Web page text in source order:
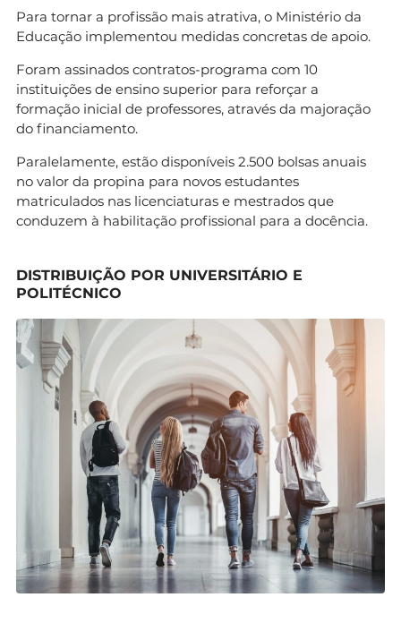
(público e privado) disponibiliza um total de
107.598 vagas. O ensino público
oferece 78.283 lugares, enquanto o privado
contribui com 29.315 vagas, representando um
aumento global de 2.882 vagas face ao ano
anterior.
Acesso e Concursos Especiais?
O Regime Geral de Acesso destina-se
principalmente a estudantes do ensino
secundário que concluem os 12 anos de
nacionais. Os Concursos Especiais abrangem
outras vias de entrada, como estudantes
diplomas de especialização tecnológica, de
cursos técnicos superiores profissionais,
e atletas de alto rendimento, entre outros.
Para tornar a profissão mais atrativa, o Ministério da
Educação implementou medidas concretas de apoio.
Foram assinados contratos-programa com 10
instituições de ensino superior para reforçar a
formação inicial de professores, através da majoração
do financiamento.
Paralelamente, estão disponíveis 2.500 bolsas anuais
no valor da propina para novos estudantes
matriculados nas licenciaturas e mestrados que
conduzem à habilitação profissional para a docência.
DISTRIBUIÇÃO POR UNIVERSITÁRIO E
POLITÉCNICO